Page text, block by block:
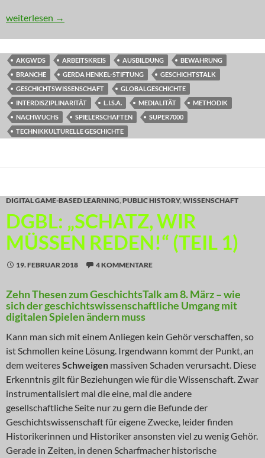
DGBL: „Schatz, wir müssen reden!“ (Teil 2)
weiterlesen →
AKGWDS ARBEITSKREIS AUSBILDUNG
BEWAHRUNG
BRANCHE
GERDA HENKEL-STIFTUNG
GESCHICHTSTALK
GESCHICHTSWISSENSCHAFT
GLOBALGESCHICHTE
INTERDISZIPLINARITÄT
L.I.S.A. MEDIALITÄT
METHODIK
NACHWUCHS
SPIELERSCHAFTEN
SUPER7000
TECHNIKKULTURELLE GESCHICHTE
DIGITAL GAME-BASED LEARNING,PUBLIC HISTORY,WISSENSCHAFT
DGBL: „SCHATZ, WIR
MÜSSEN REDEN!“ (TEIL 1)
19. FEBRUAR 2018 4 KOMMENTARE
Zehn Thesen zum GeschichtsTalk am 8. März – wie
sich der geschichtswissenschaftliche Umgang mit
digitalen Spielen ändern muss
Kann man sich mit einem Anliegen kein Gehör verschaffen, so
ist Schmollen keine Lösung. Irgendwann kommt der Punkt, an
dem weiteresSchweigen massiven Schaden verursacht. Diese
Erkenntnis gilt für Beziehungen wie für die Wissenschaft. Zwar
instrumentalisiert mal die eine, mal die andere
gesellschaftliche Seite nur zu gern die Befunde der
Geschichtswissenschaft für eigene Zwecke, leider finden
Historikerinnen und Historiker ansonsten viel zu wenig Gehör.
Gerade in Zeiten, in denen Scharfmacher historische